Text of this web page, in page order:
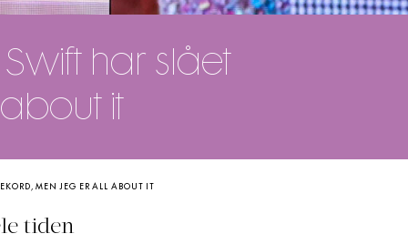
har slået
it
MEN JEG ER ALL ABOUT IT
tiden